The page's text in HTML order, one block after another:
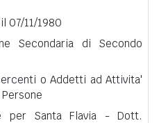
07/11/1980
Secondaria di Secondo
o Addetti ad Attivita'
per Santa Flavia - Dott.